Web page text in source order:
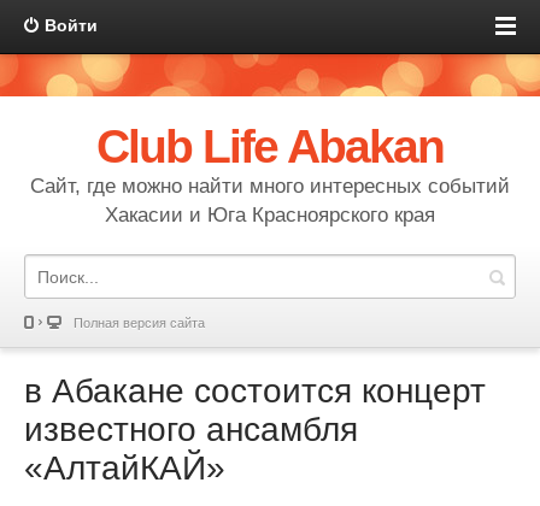
Войти
Club Life Abakan
Сайт, где можно найти много интересных событий
Хакасии и Юга Красноярского края
Полная версия сайта
в Абакане состоится концерт
известного ансамбля
«АлтайКАЙ»